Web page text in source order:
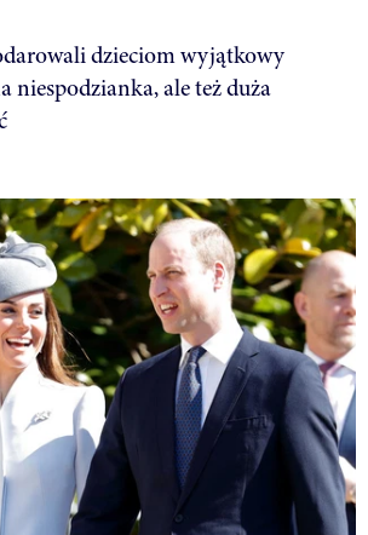
dzieciom wyjątkowy
niespodzianka, ale też duża